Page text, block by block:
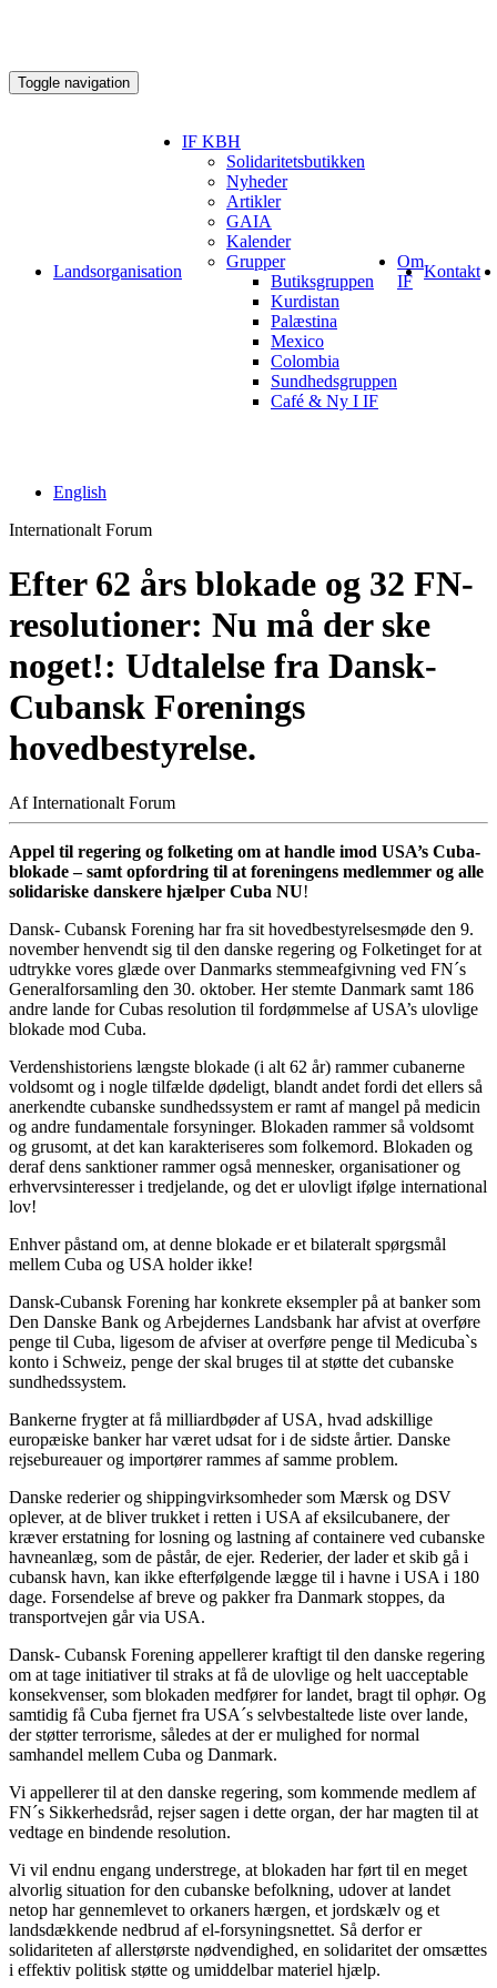
Toggle navigation
Landsorganisation
IF KBH
Solidaritetsbutikken
Nyheder
Artikler
GAIA
Kalender
Grupper
Butiksgruppen
Kurdistan
Palæstina
Mexico
Colombia
Sundhedsgruppen
Café & Ny I IF
Om
IF
Kontakt
English
Internationalt Forum
Efter 62 års blokade og 32 FN-
resolutioner: Nu må der ske
noget!: Udtalelse fra Dansk-
Cubansk Forenings
hovedbestyrelse.
Af Internationalt Forum
Appel til regering og folketing om at handle imod USA’s Cuba-
blokade – samt opfordring til at foreningens medlemmer og alle
solidariske danskere hjælper Cuba NU!
Dansk- Cubansk Forening har fra sit hovedbestyrelsesmøde den 9.
november henvendt sig til den danske regering og Folketinget for at
udtrykke vores glæde over Danmarks stemmeafgivning ved FN´s
Generalforsamling den 30. oktober. Her stemte Danmark samt 186
andre lande for Cubas resolution til fordømmelse af USA’s ulovlige
blokade mod Cuba.
Verdenshistoriens længste blokade (i alt 62 år) rammer cubanerne
voldsomt og i nogle tilfælde dødeligt, blandt andet fordi det ellers så
anerkendte cubanske sundhedssystem er ramt af mangel på medicin
og andre fundamentale forsyninger. Blokaden rammer så voldsomt
og grusomt, at det kan karakteriseres som folkemord. Blokaden og
deraf dens sanktioner rammer også mennesker, organisationer og
erhvervsinteresser i tredjelande, og det er ulovligt ifølge international
lov!
Enhver påstand om, at denne blokade er et bilateralt spørgsmål
mellem Cuba og USA holder ikke!
Dansk-Cubansk Forening har konkrete eksempler på at banker som
Den Danske Bank og Arbejdernes Landsbank har afvist at overføre
penge til Cuba, ligesom de afviser at overføre penge til Medicuba`s
konto i Schweiz, penge der skal bruges til at støtte det cubanske
sundhedssystem.
Bankerne frygter at få milliardbøder af USA, hvad adskillige
europæiske banker har været udsat for i de sidste årtier. Danske
rejsebureauer og importører rammes af samme problem.
Danske rederier og shippingvirksomheder som Mærsk og DSV
oplever, at de bliver trukket i retten i USA af eksilcubanere, der
kræver erstatning for losning og lastning af containere ved cubanske
havneanlæg, som de påstår, de ejer. Rederier, der lader et skib gå i
cubansk havn, kan ikke efterfølgende lægge til i havne i USA i 180
dage. Forsendelse af breve og pakker fra Danmark stoppes, da
transportvejen går via USA.
Dansk- Cubansk Forening appellerer kraftigt til den danske regering
om at tage initiativer til straks at få de ulovlige og helt uacceptable
konsekvenser, som blokaden medfører for landet, bragt til ophør. Og
samtidig få Cuba fjernet fra USA´s selvbestaltede liste over lande,
der støtter terrorisme, således at der er mulighed for normal
samhandel mellem Cuba og Danmark.
Vi appellerer til at den danske regering, som kommende medlem af
FN´s Sikkerhedsråd, rejser sagen i dette organ, der har magten til at
vedtage en bindende resolution.
Vi vil endnu engang understrege, at blokaden har ført til en meget
alvorlig situation for den cubanske befolkning, udover at landet
netop har gennemlevet to orkaners hærgen, et jordskælv og et
landsdækkende nedbrud af el-forsyningsnettet. Så derfor er
solidariteten af allerstørste nødvendighed, en solidaritet der omsættes
i effektiv politisk støtte og umiddelbar materiel hjælp.